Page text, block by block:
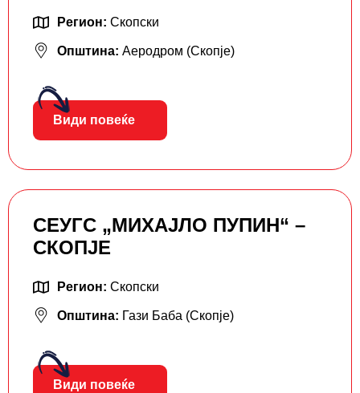
Регион: Скопски
Општина: Аеродром (Скопје)
Види повеќе
СЕУГС „МИХАЈЛО ПУПИН“ –
СКОПЈЕ
Регион: Скопски
Општина: Гази Баба (Скопје)
Види повеќе